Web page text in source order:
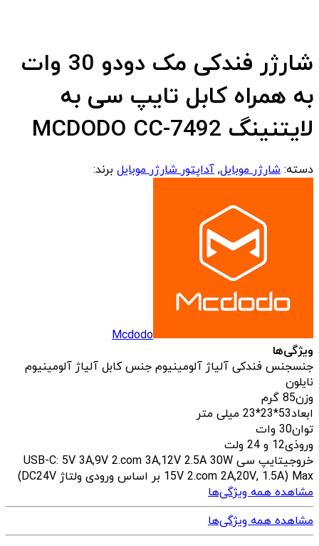
شارژر فندکی مک دودو 30 وات
به همراه کابل تایپ سی به
لایتنینگ MCDODO CC-7492
دسته: شارژر موبایل, آداپتور شارژر موبایل برند:
Mcdodo
ویژگی‌ها
جنسجنس فندکی آلیاژ آلومینیوم جنس کابل آلیاژ آلومینیوم
نایلون
وزن85 گرم
ابعاد53*23*23 میلی متر
توان30 وات
وروذی12 و 24 ولت
خروجی
تایپ سی USB-C: 5V 3A,9V 2.com 3A,12V 2.5A 30W
Max (15V 2.com 2A,20V, 1.5A بر اساس ورودی ولتاژ DC24V)
مشاهده همه ویژگی‌ها
مشاهده همه ویژگی‌ها